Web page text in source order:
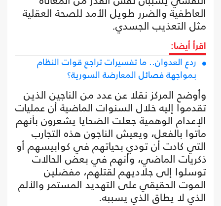
العاطفية والضرر طويل الأمد للصحة العقلية
مثل التعذيب الجسدي.
اقرأ أيضا:
ردع العدوان.. ما تفسيرات تراجع قوات النظام
بمواجهة فصائل المعارضة السورية؟
وأوضح المركز نقلا عن عدد من الناجين الذين
تقدموا إليه خلال السنوات الماضية أن عمليات
الإعدام الوهمية جعلت الضحايا يشعرون بأنهم
ماتوا بالفعل، ويعيش الناجون هذه التجارب
التي كادت أن تودي بحياتهم في كوابيسهم أو
ذكريات الماضي، وأنهم في بعض الحالات
توسلوا إلى جلاديهم لقتلهم، مفضلين
الموت الحقيقي على التهديد المستمر والألم
الذي لا يطاق الذي يسببه.